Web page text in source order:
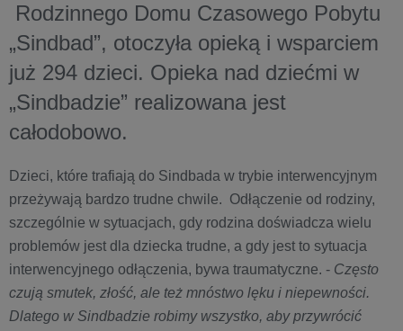
Rodzinnego Domu Czasowego Pobytu
„Sindbad”, otoczyła opieką i wsparciem
już 294 dzieci. Opieka nad dziećmi w
„Sindbadzie” realizowana jest
całodobowo.
Dzieci, które trafiają do Sindbada w trybie interwencyjnym
przeżywają bardzo trudne chwile. Odłączenie od rodziny,
szczególnie w sytuacjach, gdy rodzina doświadcza wielu
problemów jest dla dziecka trudne, a gdy jest to sytuacja
interwencyjnego odłączenia, bywa traumatyczne. - Często
czują smutek, złość, ale też mnóstwo lęku i niepewności.
Dlatego w Sindbadzie robimy wszystko, aby przywrócić